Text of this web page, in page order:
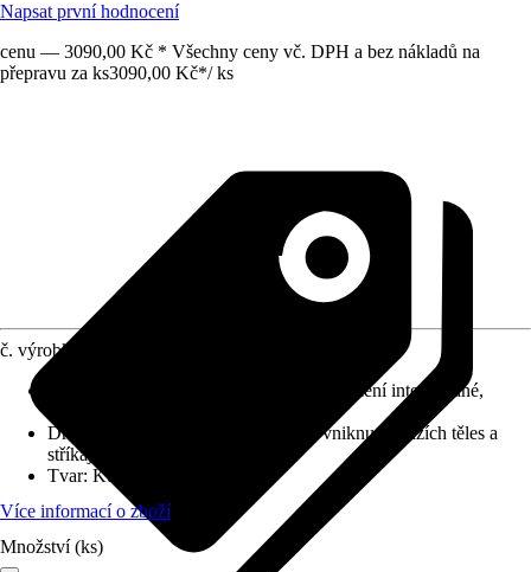
Napsat první hodnocení
cenu — 3090,00 Kč * Všechny ceny vč. DPH a bez nákladů na
přepravu za ks3090,00 Kč*/ ks
č. výrobku
Systém Anti-Fog, Osvětlení integrované,
Druh ochrany
IP 44 (chráněno před vniknutím cizích těles a
stříkající vody)
Tvar: Kulatý
Více informací o zboží
Množství (ks)